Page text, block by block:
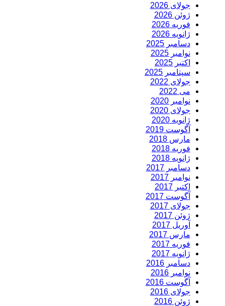
جولای 2026
ژوئن 2026
فوریه 2026
ژانویه 2026
دسامبر 2025
نوامبر 2025
اکتبر 2025
سپتامبر 2025
جولای 2022
می 2022
نوامبر 2020
جولای 2020
ژانویه 2020
آگوست 2019
مارس 2018
فوریه 2018
ژانویه 2018
دسامبر 2017
نوامبر 2017
اکتبر 2017
آگوست 2017
جولای 2017
ژوئن 2017
آوریل 2017
مارس 2017
فوریه 2017
ژانویه 2017
دسامبر 2016
نوامبر 2016
آگوست 2016
جولای 2016
ژوئن 2016